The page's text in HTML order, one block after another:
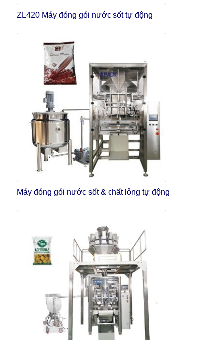
ZL420 Máy đóng gói nước sốt tự động
Máy đóng gói nước sốt & chất lỏng tự động